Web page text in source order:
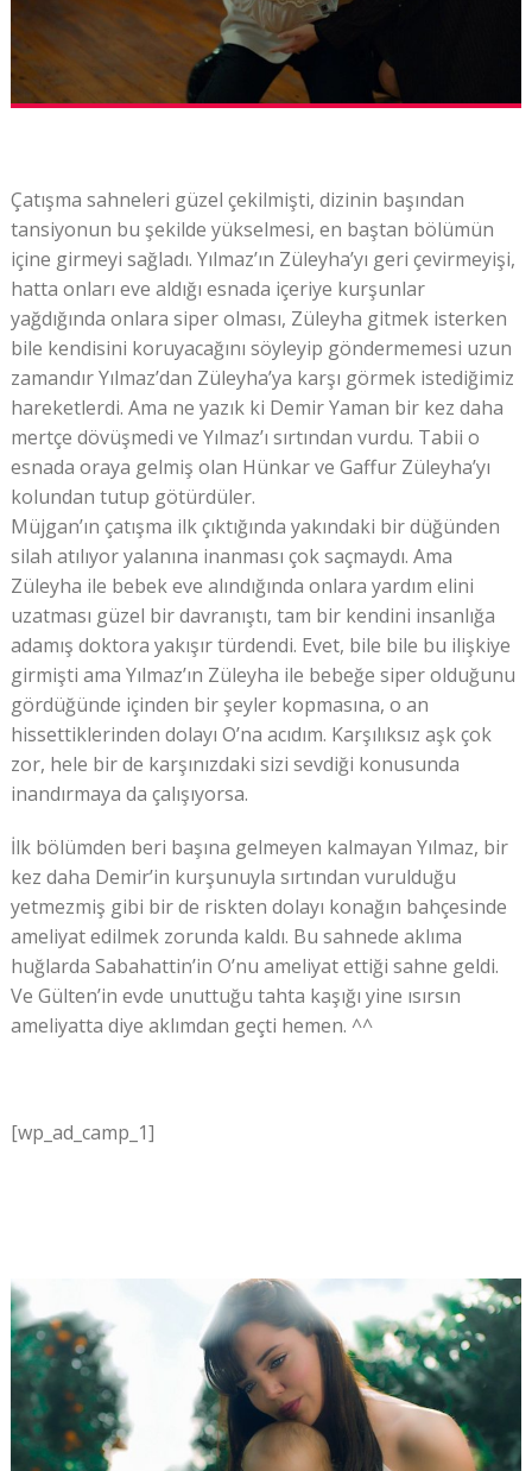
Çatışma sahneleri güzel çekilmişti, dizinin başından
tansiyonun bu şekilde yükselmesi, en baştan bölümün
içine girmeyi sağladı. Yılmaz’ın Züleyha’yı geri çevirmeyişi,
hatta onları eve aldığı esnada içeriye kurşunlar
yağdığında onlara siper olması, Züleyha gitmek isterken
bile kendisini koruyacağını söyleyip göndermemesi uzun
zamandır Yılmaz’dan Züleyha’ya karşı görmek istediğimiz
hareketlerdi. Ama ne yazık ki Demir Yaman bir kez daha
mertçe dövüşmedi ve Yılmaz’ı sırtından vurdu. Tabii o
esnada oraya gelmiş olan Hünkar ve Gaffur Züleyha’yı
kolundan tutup götürdüler.
Müjgan’ın çatışma ilk çıktığında yakındaki bir düğünden
silah atılıyor yalanına inanması çok saçmaydı. Ama
Züleyha ile bebek eve alındığında onlara yardım elini
uzatması güzel bir davranıştı, tam bir kendini insanlığa
adamış doktora yakışır türdendi. Evet, bile bile bu ilişkiye
girmişti ama Yılmaz’ın Züleyha ile bebeğe siper olduğunu
gördüğünde içinden bir şeyler kopmasına, o an
hissettiklerinden dolayı O’na acıdım. Karşılıksız aşk çok
zor, hele bir de karşınızdaki sizi sevdiği konusunda
inandırmaya da çalışıyorsa.
İlk bölümden beri başına gelmeyen kalmayan Yılmaz, bir
kez daha Demir’in kurşunuyla sırtından vurulduğu
yetmezmiş gibi bir de riskten dolayı konağın bahçesinde
ameliyat edilmek zorunda kaldı. Bu sahnede aklıma
huğlarda Sabahattin’in O’nu ameliyat ettiği sahne geldi.
Ve Gülten’in evde unuttuğu tahta kaşığı yine ısırsın
ameliyatta diye aklımdan geçti hemen. ^^
[wp_ad_camp_1]